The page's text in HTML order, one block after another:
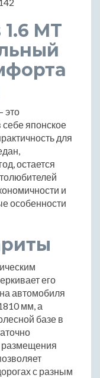
MT
это
себе японское
для
остается
и
особенности
его
автомобиля
мм, а
базе в
размещения
с разным